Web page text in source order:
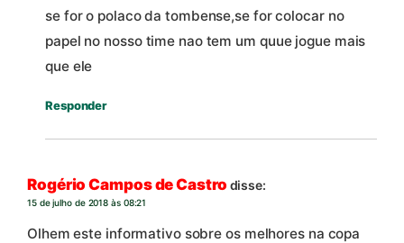
se for o polaco da tombense,se for colocar no
papel no nosso time nao tem um quue jogue mais
que ele
Responder
Rogério Campos de Castro disse:
15 de julho de 2018 às 08:21
Olhem este informativo sobre os melhores na copa